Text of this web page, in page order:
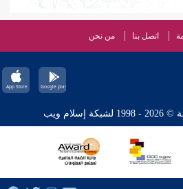
اتصل بنا من نحن
ويب